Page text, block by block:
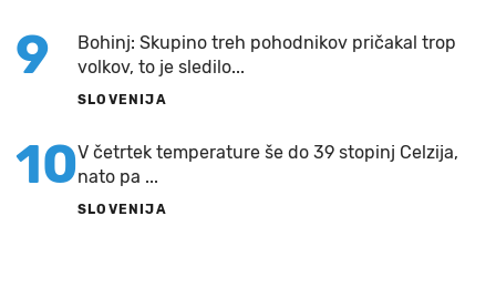
9
Bohinj: Skupino treh pohodnikov pričakal trop
volkov, to je sledilo...
SLOVENIJA
10V četrtek temperature še do 39 stopinj Celzija,
nato pa ...
SLOVENIJA